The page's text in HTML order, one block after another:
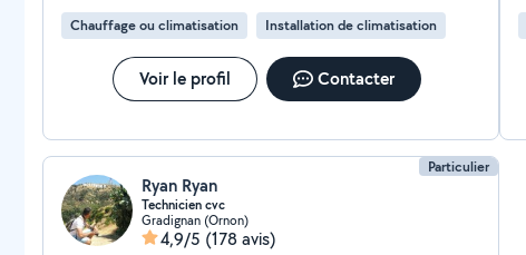
Chauffage ou climatisation Installation de climatisation
Voir le profil Contacter
Particulier
Ryan Ryan
Technicien cvc
Gradignan (Ornon)
4,9/5 (178 avis)